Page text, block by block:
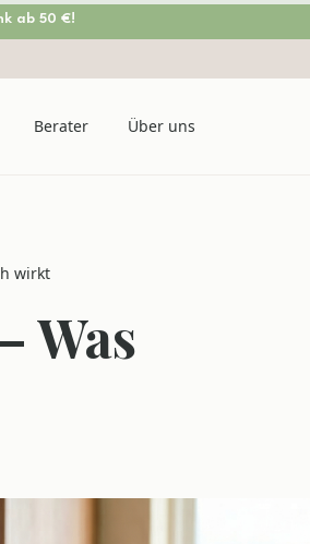
ab 50 €!
Berater Über uns
wirkt
Was